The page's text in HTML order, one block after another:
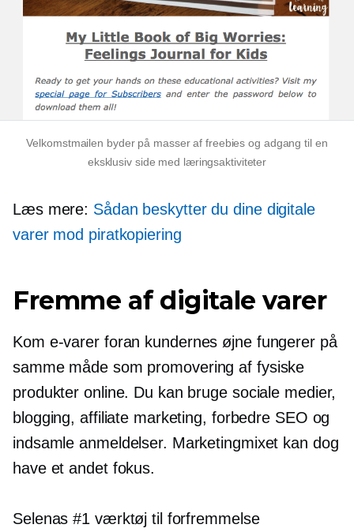
Velkomstmailen byder på masser af freebies og adgang til en
eksklusiv side med læringsaktiviteter
Læs mere: Sådan beskytter du dine digitale
varer mod piratkopiering
Fremme af digitale varer
Kom e-varerforan kundernes øjne fungerer på
samme måde som promovering af fysiske
produkter online. Du kan bruge sociale medier,
blogging, affiliate marketing, forbedre SEO og
indsamle anmeldelser. Marketingmixet kan dog
have et andet fokus.
Selenas #1 værktøj til forfremmelse